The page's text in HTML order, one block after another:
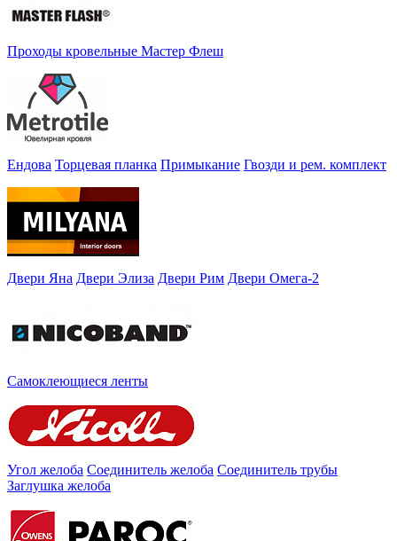
Проходы кровельные Мастер Флеш
Ендова Торцевая планка Примыкание Гвозди и рем. комплект
Двери Яна Двери Элиза Двери Рим Двери Омега-2
Самоклеющиеся ленты
Угол желоба Соединитель желоба Соединитель трубы
Заглушка желоба